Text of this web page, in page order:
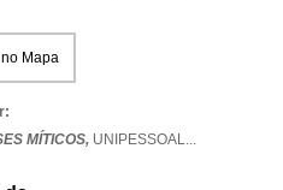
Mapa
MÍTICOS, UNIPESSOAL...